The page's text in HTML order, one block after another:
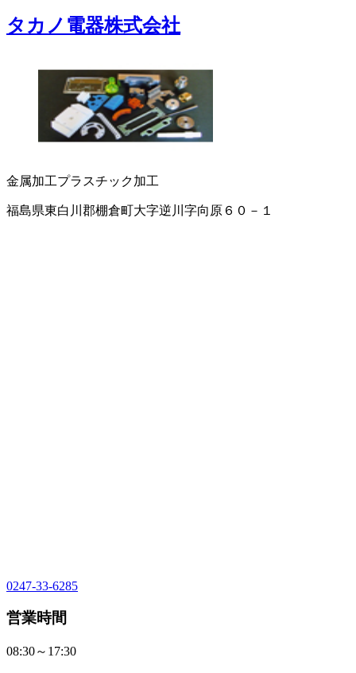
タカノ電器株式会社
金属加工プラスチック加工
福島県東白川郡棚倉町大字逆川字向原６０－１
0247-33-6285
営業時間
08:30～17:30